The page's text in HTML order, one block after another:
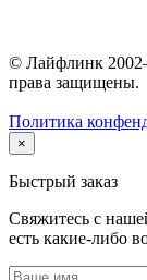
© Лайфлинк
права защищены.
Политика
×
Быстрый заказ
Свяжитесь с
есть какие-либо